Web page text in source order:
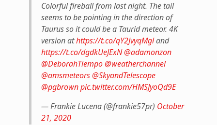
Colorful fireball from last night. The tail
seems to be pointing in the direction of
Taurus so it could be a Taurid meteor. 4K
version athttps://t.co/qY2JvyqMgland
https://t.co/dgdkUeJExN@adamonzon
@DeborahTiempo@weatherchannel
@amsmeteors@SkyandTelescope
@pgbrownpic.twitter.com/HMSJyoQd9E
— Frankie Lucena (@frankie57pr) October
21, 2020